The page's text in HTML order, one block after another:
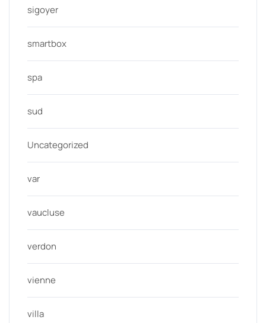
sigoyer
smartbox
spa
sud
Uncategorized
var
vaucluse
verdon
vienne
villa